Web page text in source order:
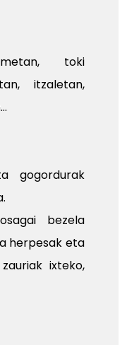
toki
itzaletan,
gogordurak
bezela
herpesak eta
ixteko,